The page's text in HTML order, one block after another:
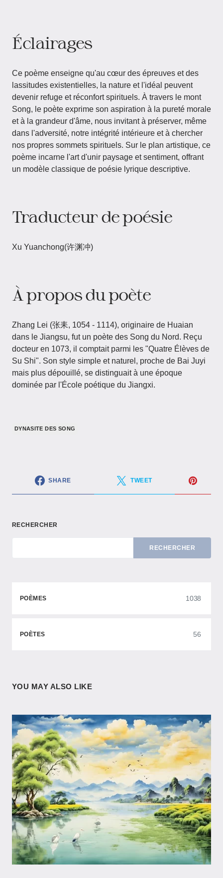
Éclairages
Ce poème enseigne qu'au cœur des épreuves et des
lassitudes existentielles, la nature et l'idéal peuvent
devenir refuge et réconfort spirituels. À travers le mont
Song, le poète exprime son aspiration à la pureté morale
et à la grandeur d'âme, nous invitant à préserver, même
dans l'adversité, notre intégrité intérieure et à chercher
nos propres sommets spirituels. Sur le plan artistique, ce
poème incarne l'art d'unir paysage et sentiment, offrant
un modèle classique de poésie lyrique descriptive.
Traducteur de poésie
Xu Yuanchong(许渊冲)
À propos du poète
Zhang Lei (张耒, 1054 - 1114), originaire de Huaian
dans le Jiangsu, fut un poète des Song du Nord. Reçu
docteur en 1073, il comptait parmi les "Quatre Élèves de
Su Shi". Son style simple et naturel, proche de Bai Juyi
mais plus dépouillé, se distinguait à une époque
dominée par l'École poétique du Jiangxi.
DYNASITE DES SONG
SHARE TWEET
RECHERCHER
RECHERCHER
POÈMES 1038
POÈTES 56
YOU MAY ALSO LIKE